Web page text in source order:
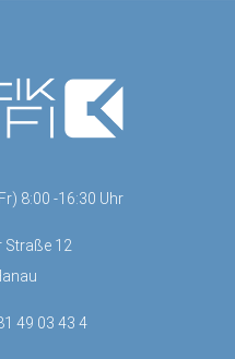
8:00 -16:30 Uhr
Straße 12
49 03 43 4